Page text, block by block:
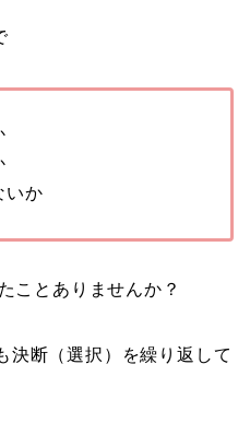
いか
ことありませんか？
決断（選択）を繰り返して